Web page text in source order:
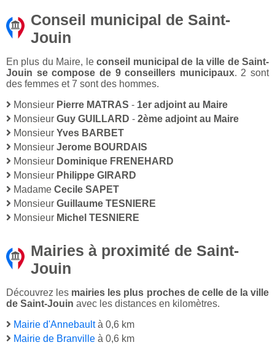
Conseil municipal de Saint-
Jouin
En plus du Maire, leconseil municipal de la ville de Saint-
Jouin se compose de 9 conseillers municipaux. 2 sont
des femmes et 7 sont des hommes.
Monsieur Pierre MATRAS - 1er adjoint au Maire
Monsieur Guy GUILLARD - 2ème adjoint au Maire
Monsieur Yves BARBET
Monsieur Jerome BOURDAIS
Monsieur Dominique FRENEHARD
Monsieur Philippe GIRARD
Madame Cecile SAPET
Monsieur Guillaume TESNIERE
Monsieur Michel TESNIERE
Mairies à proximité de Saint-
Jouin
Découvrez les mairies les plus proches de celle de la ville
de Saint-Jouin avec les distances en kilomètres.
Mairie d'Annebaultà 0,6 km
Mairie de Branville à 0,6 km